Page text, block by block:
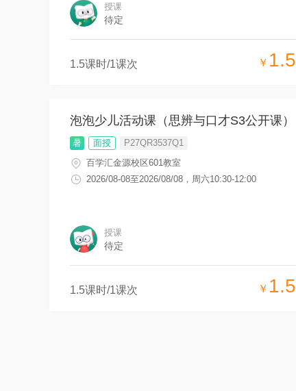
授课
待定
1.5课时/1课次 ￥ 1.5
泡泡少儿活动课（思辨与口才S3公开课）
暑 面授
P27QR3537Q1
百学汇金源校区601教室
2026/08-08至2026/08/08 ， 周六10:30-12:00
授课
待定
1.5课时/1课次 ￥ 1.5